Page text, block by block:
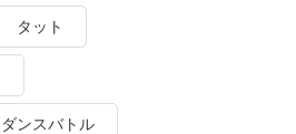
タット
ダンスバトル